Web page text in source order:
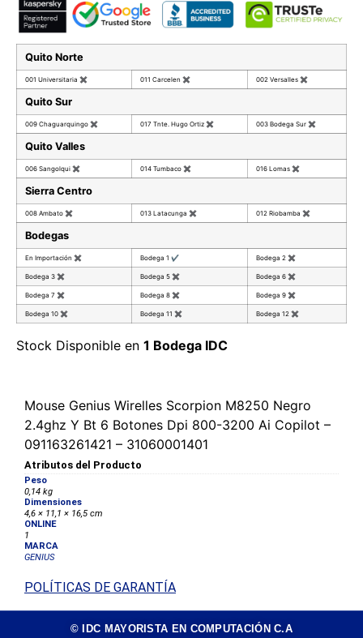
Quito Norte
001 Universitaria ✖ 011 Carcelen ✖ 002 Versalles ✖
Quito Sur
009 Chaguarquingo ✖ 017 Tnte. Hugo Ortiz ✖ 003 Bodega Sur ✖
Quito Valles
006 Sangolqui ✖ 014 Tumbaco ✖ 016 Lomas ✖
Sierra Centro
008 Ambato ✖ 013 Latacunga ✖ 012 Riobamba ✖
Bodegas
En Importación ✖ Bodega 1 ✔ Bodega 2 ✖
Bodega 3 ✖ Bodega 5 ✖ Bodega 6 ✖
Bodega 7 ✖ Bodega 8 ✖ Bodega 9 ✖
Bodega 10 ✖ Bodega 11 ✖ Bodega 12 ✖
Stock Disponible en 1 Bodega IDC
Mouse Genius Wirelles Scorpion M8250 Negro
2.4ghz Y Bt 6 Botones Dpi 800-3200 Ai Copilot –
091163261421 – 31060001401
Atributos del Producto
Peso
0,14 kg
Dimensiones
4,6 × 11,1 × 16,5 cm
ONLINE
1
MARCA
GENIUS
POLÍTICAS DE GARANTÍA
© IDC MAYORISTA EN COMPUTACIÓN C.A